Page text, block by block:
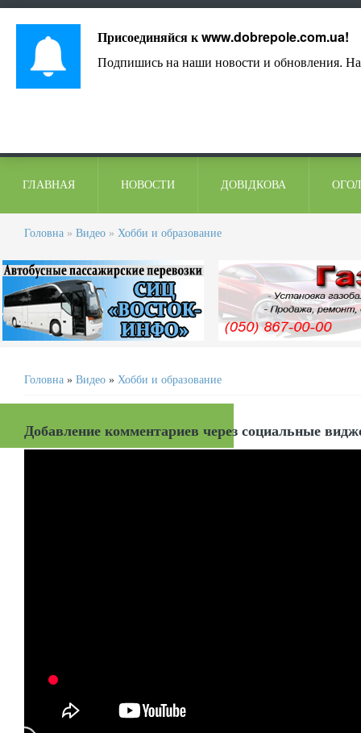
ГЛАВНАЯ НОВОСТИ ДОВІДКОВА
Головна » Видео » Хобби и образование
Головна » Видео » Хобби и образование
Добавление комментариев через социальные
Присоединяйся кwww.dobrepole.com.ua!
Подпишись на наши новости и обновления.